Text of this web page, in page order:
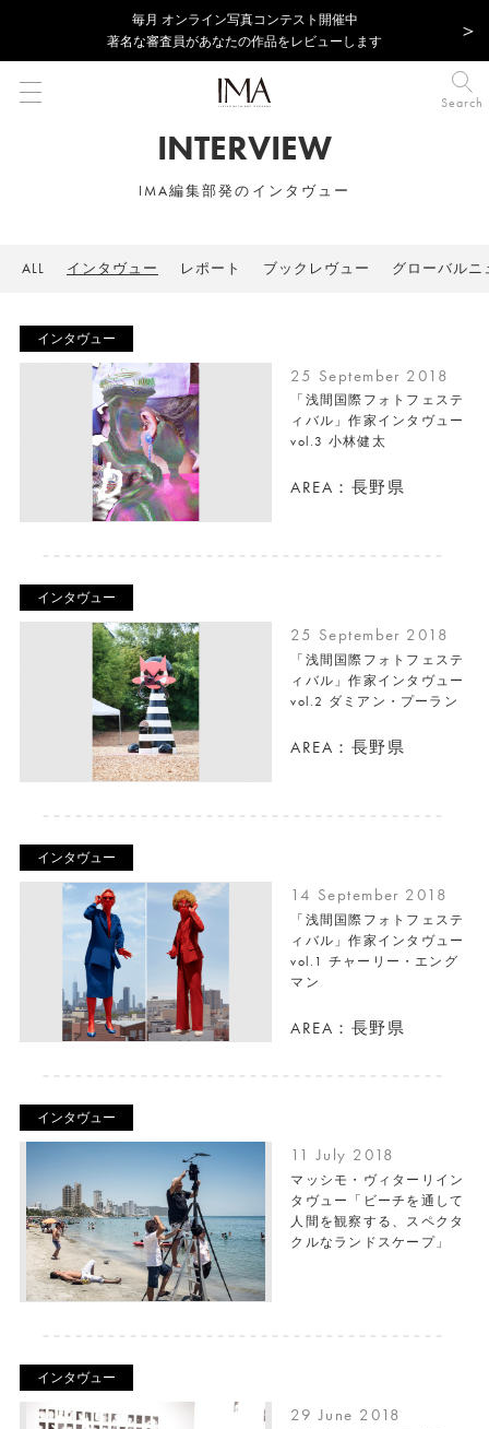
毎⽉ オンライン写真コンテスト開催中
著名な審査員があなたの作品をレビューします
Search
INTERVIEW
IMA編集部発のインタヴュー
ALL インタヴュー レポート ブックレヴュー グローバルニ
インタヴュー
25 September 2018
「浅間国際フォトフェステ
ィバル」作家インタヴュー
vol.3 小林健太
AREA：長野県
インタヴュー
25 September 2018
「浅間国際フォトフェステ
ィバル」作家インタヴュー
vol.2 ダミアン・プーラン
AREA：長野県
インタヴュー
14 September 2018
「浅間国際フォトフェステ
ィバル」作家インタヴュー
vol.1 チャーリー・エング
マン
AREA：長野県
インタヴュー
11 July 2018
マッシモ・ヴィターリイン
タヴュー「ビーチを通して
人間を観察する、スペクタ
クルなランドスケープ」
インタヴュー
29 June 2018